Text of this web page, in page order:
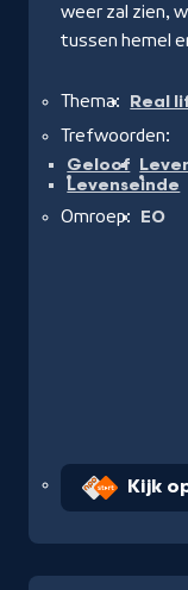
weer zal zien,
tussen hemel
Thema: Real
Trefwoorden:
Geloof
Levenseinde
Omroep: EO
Kijk